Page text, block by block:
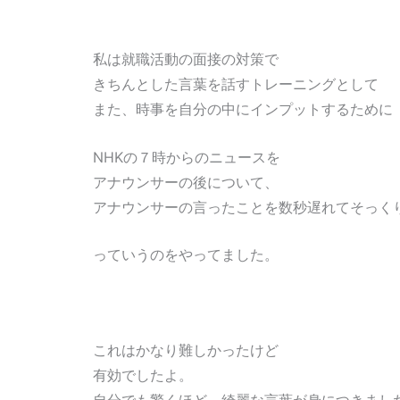
私は就職活動の面接の対策で
きちんとした言葉を話すトレーニングとして
また、時事を自分の中にインプットするために
NHKの７時からのニュースを
アナウンサーの後について、
アナウンサーの言ったことを数秒遅れてそっく
っていうのをやってました。
これはかなり難しかったけど
有効でしたよ。